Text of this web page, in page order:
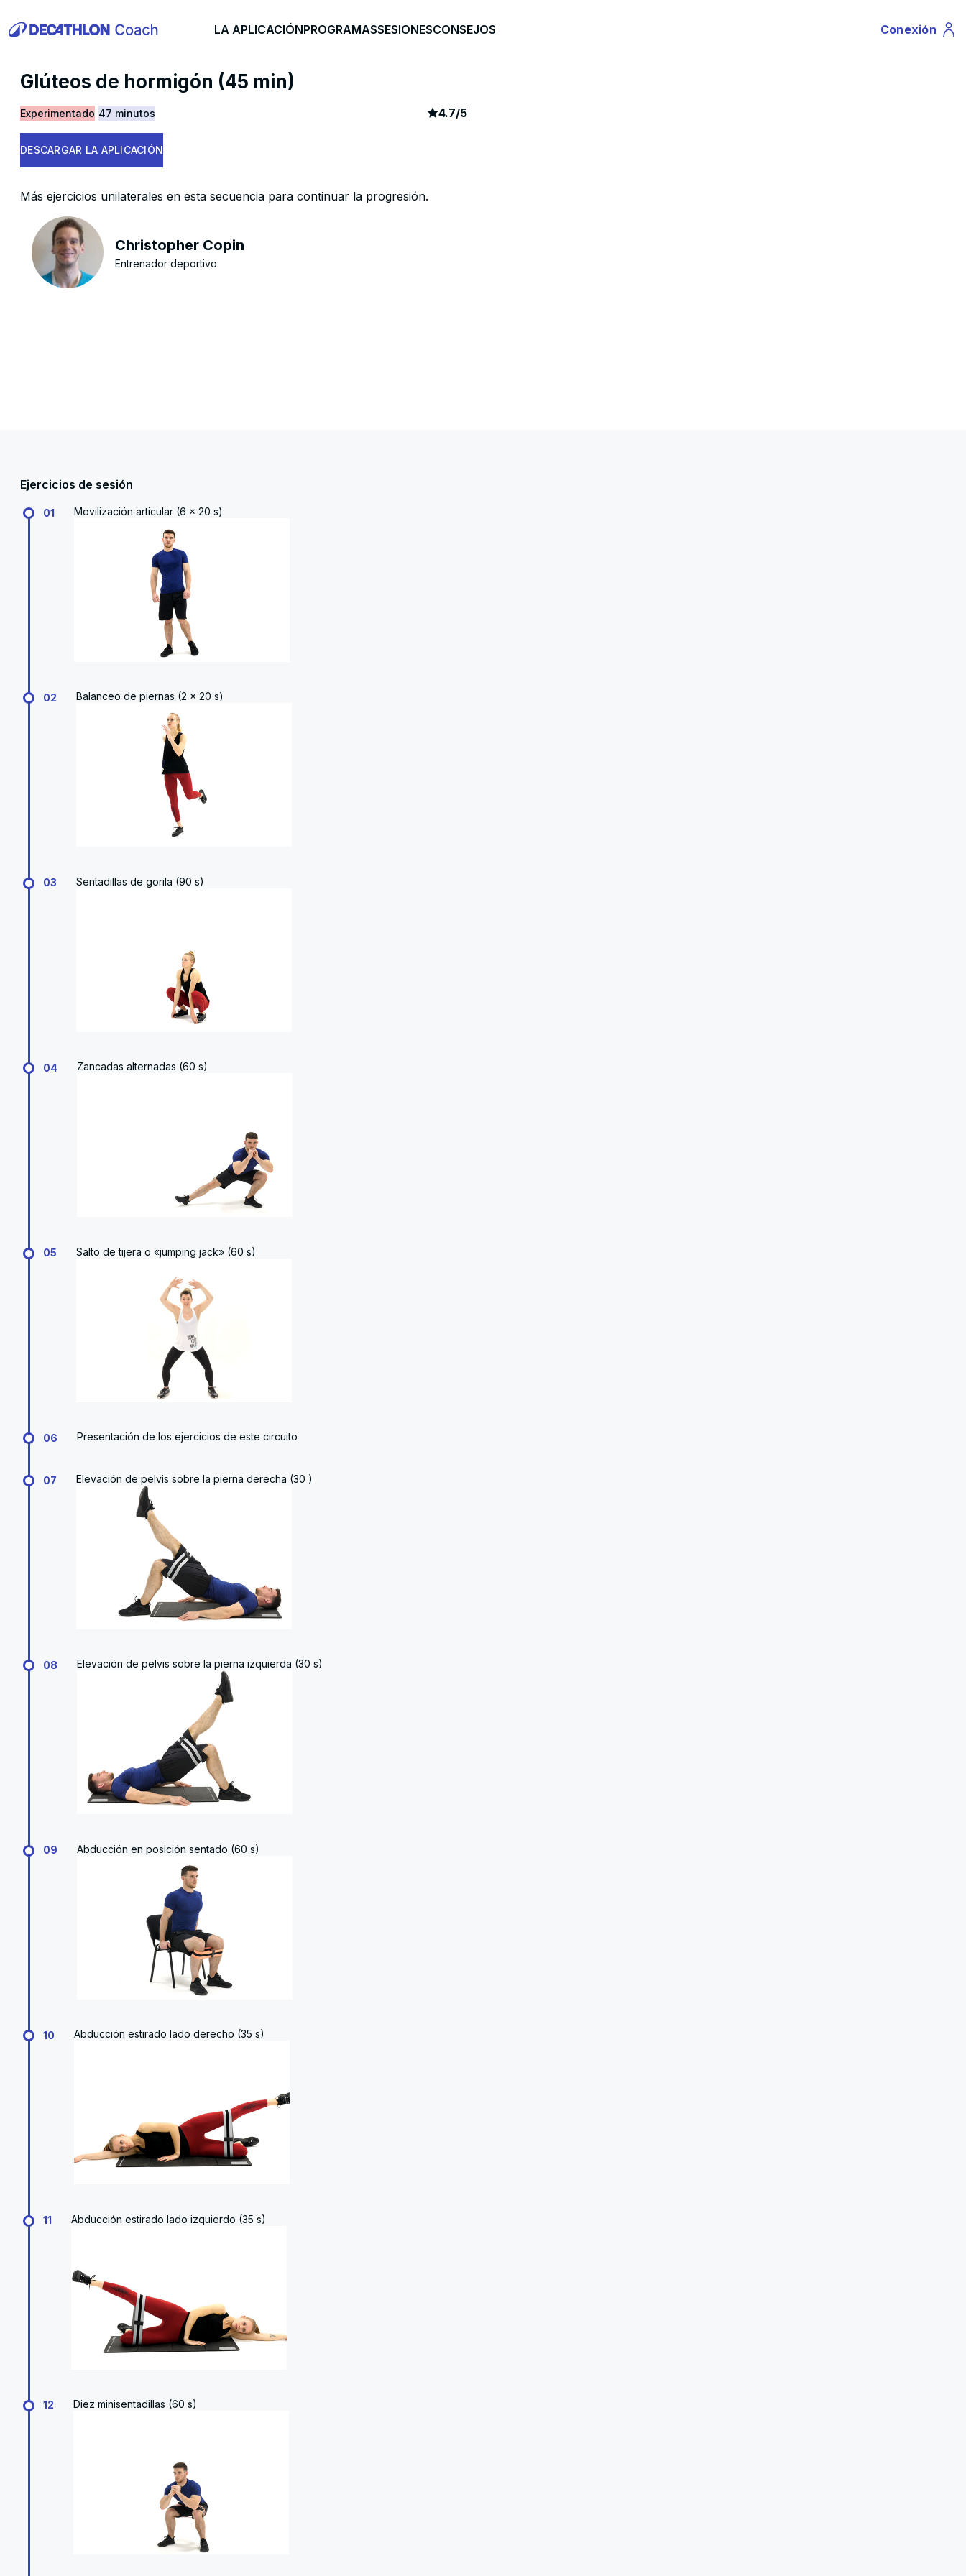
LA APLICACIÓNPROGRAMASSESIONESCONSEJOS Profile
Conexión
Glúteos de hormigón (45 min)
Experimentado 47 minutos article rating
4.7/548
DESCARGAR LA APLICACIÓN
Más ejercicios unilaterales en esta secuencia para continuar la progresión.
Christopher Copin
Entrenador deportivo
Ejercicios de sesión
01 Movilización articular (6 x 20 s)
02 Balanceo de piernas (2 x 20 s)
03 Sentadillas de gorila (90 s)
04 Zancadas alternadas (60 s)
05 Salto de tijera o «jumping jack» (60 s)
06 Presentación de los ejercicios de este circuito
07 Elevación de pelvis sobre la pierna derecha (30 )
08 Elevación de pelvis sobre la pierna izquierda (30 s)
09 Abducción en posición sentado (60 s)
10 Abducción estirado lado derecho (35 s)
11 Abducción estirado lado izquierdo (35 s)
12 Diez minisentadillas (60 s)